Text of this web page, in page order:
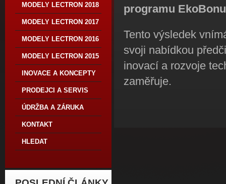
MODELY LECTRON 2018
MODELY LECTRON 2017
MODELY LECTRON 2016
MODELY LECTRON 2015
INOVACE A KONCEPTY
PRODEJCI A SERVIS
ÚDRŽBA A ZÁRUKA
KONTAKT
HLEDAT
programu
Tento výsledek
svoji nabídkou
inovací a rozvoje
zaměřuje.